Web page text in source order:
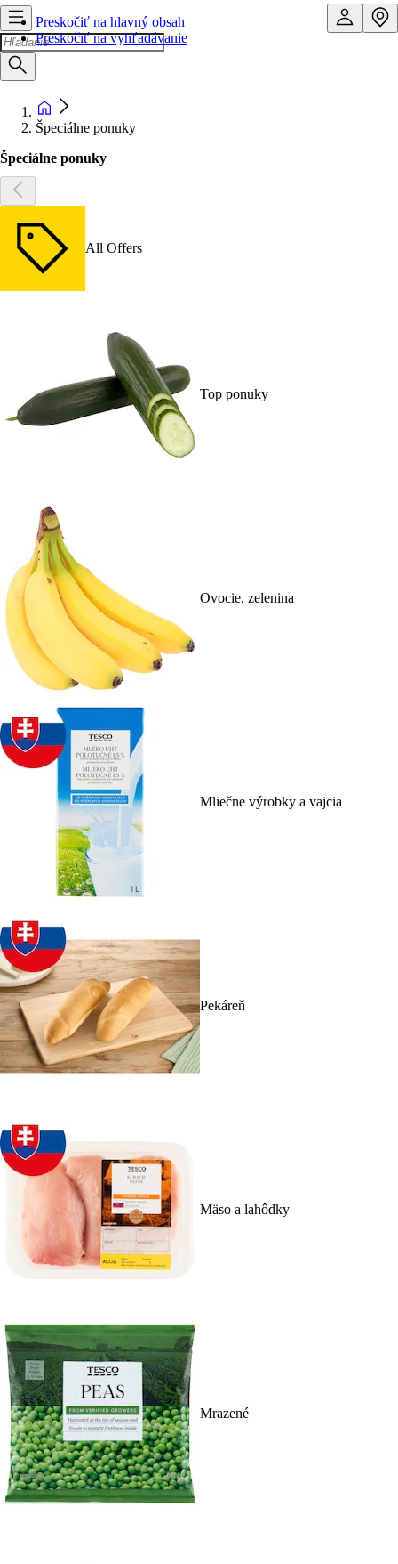
Preskočiť na hlavný obsah
Preskočiť na vyhľadávanie
Špeciálne ponuky
Špeciálne ponuky
All Offers
Top ponuky
Ovocie, zelenina
Mliečne výrobky a vajcia
Pekáreň
Mäso a lahôdky
Mrazené